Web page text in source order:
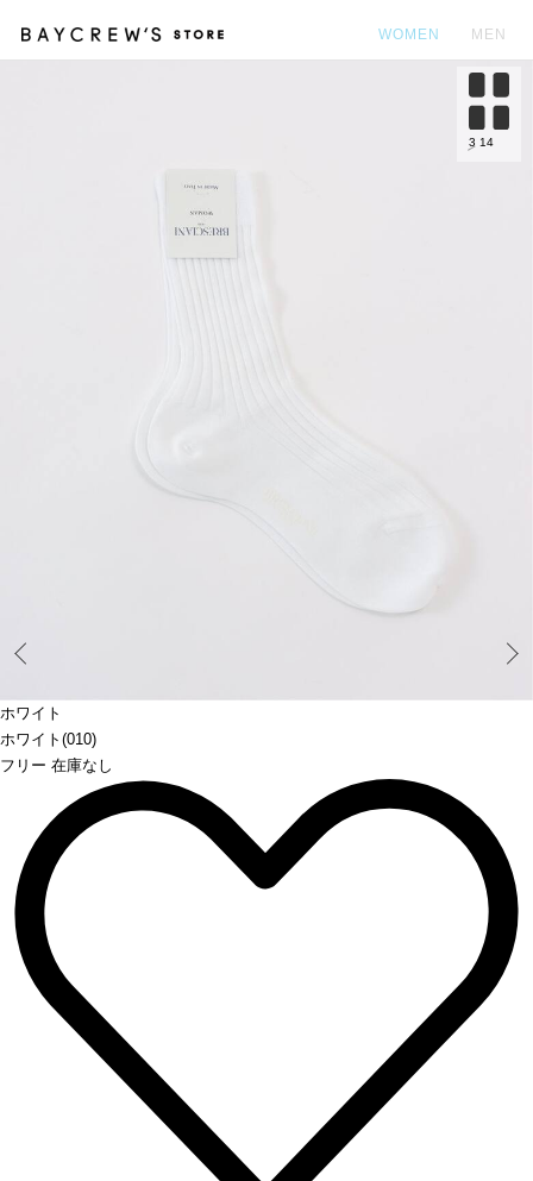
WOMEN MEN
ホワイト
ホワイト(010)
フリー 在庫なし
3 14